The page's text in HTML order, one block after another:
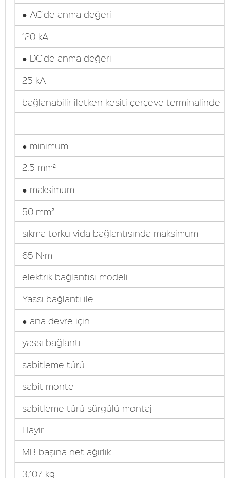
● AC'de anma değeri
120 kA
● DC'de anma değeri
25 kA
bağlanabilir iletken kesiti çerçeve terminalinde
● minimum
2,5 mm²
● maksimum
50 mm²
sıkma torku vida bağlantısında maksimum
65 N·m
elektrik bağlantısı modeli
Yassı bağlantı ile
● ana devre için
yassı bağlantı
sabitleme türü
sabit monte
sabitleme türü sürgülü montaj
Hayir
MB başına net ağırlık
3,107 kg